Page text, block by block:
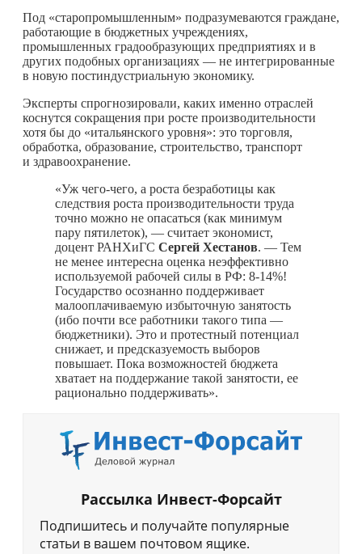
Под «старопромышленным» подразумеваются граждане,
работающие в бюджетных учреждениях,
промышленных градообразующих предприятиях и в
других подобных организациях — не интегрированные
в новую постиндустриальную экономику.
Эксперты спрогнозировали, каких именно отраслей
коснутся сокращения при росте производительности
хотя бы до «итальянского уровня»: это торговля,
обработка, образование, строительство, транспорт
и здравоохранение.
«Уж чего-чего, а роста безработицы как
следствия роста производительности труда
точно можно не опасаться (как минимум
пару пятилеток), — считает экономист,
доцент РАНХиГС Сергей Хестанов. — Тем
не менее интересна оценка неэффективно
используемой рабочей силы в РФ: 8-14%!
Государство осознанно поддерживает
малооплачиваемую избыточную занятость
(ибо почти все работники такого типа —
бюджетники). Это и протестный потенциал
снижает, и предсказуемость выборов
повышает. Пока возможностей бюджета
хватает на поддержание такой занятости, ее
рационально поддерживать».
Рассылка Инвест-Форсайт
Подпишитесь и получайте популярные
статьи в вашем почтовом ящике.